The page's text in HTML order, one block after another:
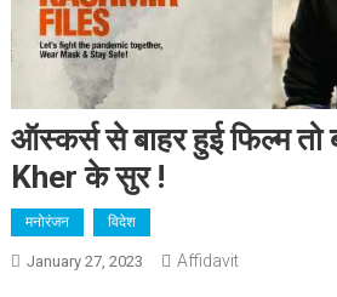
ऑस्कर्स से बाहर हुई फिल्म
Kher के सुर !
मनोरंजन विदेश
January 27, 2023 Affidavit